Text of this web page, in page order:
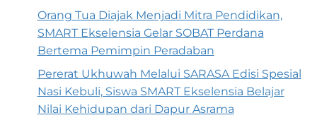
Orang Tua Diajak Menjadi Mitra Pendidikan,
SMART Ekselensia Gelar SOBAT Perdana
Bertema Pemimpin Peradaban
Pererat Ukhuwah Melalui SARASA Edisi Spesial
Nasi Kebuli, Siswa SMART Ekselensia Belajar
Nilai Kehidupan dari Dapur Asrama